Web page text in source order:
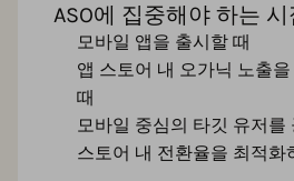
ASO에 집중해야 하는 시
모바일 앱을 출시할 때
앱 스토어 내 오가닉 노출
때
모바일 중심의 타깃 유저를
스토어 내 전환율을 최적화